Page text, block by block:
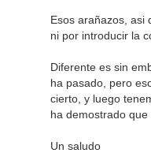
Esos arañazos, asi
ni por introducir la
Diferente es sin
ha pasado, pero
cierto, y luego
ha demostrado que
Un saludo